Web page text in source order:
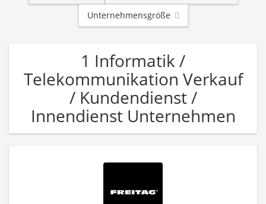
Unternehmensgröße
1 Informatik /
Telekommunikation Verkauf
/ Kundendienst /
Innendienst Unternehmen